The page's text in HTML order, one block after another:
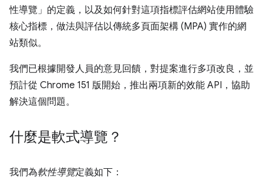
性導覽」的定義，以及如何針對這項指標評估網站使用體驗
核心指標，做法與評估以傳統多頁面架構 (MPA) 實作的網
站類似。
我們已根據開發人員的意見回饋，對提案進行多項改良，並
預計從 Chrome 151 版開始，推出兩項新的效能 API，協助
解決這個問題。
什麼是軟式導覽？
我們為軟性導覽定義如下：